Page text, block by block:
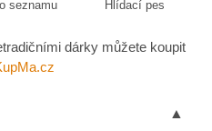
seznamu Hlídací pes
dárky můžete koupit